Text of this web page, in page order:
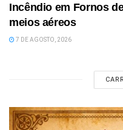
Incêndio em Fornos
meios aéreos
7 DE AGOSTO, 2026